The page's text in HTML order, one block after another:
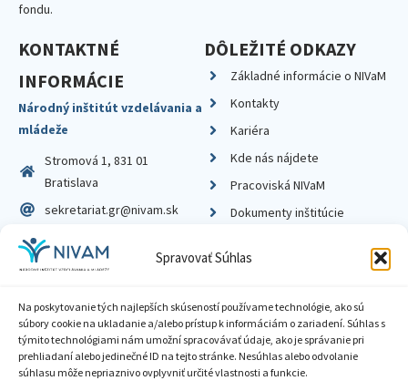
Spravovať Súhlas
Na poskytovanie tých najlepších skúseností používame technológie, ako sú
súbory cookie na ukladanie a/alebo prístup k informáciám o zariadení. Súhlas s
týmito technológiami nám umožní spracovávať údaje, ako je správanie pri
prehliadaní alebo jedinečné ID na tejto stránke. Nesúhlas alebo odvolanie
súhlasu môže nepriaznivo ovplyvniť určité vlastnosti a funkcie.
fondu.
KONTAKTNÉ
INFORMÁCIE
Národný inštitút vzdelávania a
mládeže
Stromová 1, 831 01
Bratislava
sekretariat.gr@nivam.sk
IČO: 00164348
DIČ: 2020798714
DÔLEŽITÉ ODKAZY
Základné informácie o NIVaM
Kontakty
Kariéra
Kde nás nájdete
Pracoviská NIVaM
Dokumenty inštitúcie
Zásady ochrany súkromia